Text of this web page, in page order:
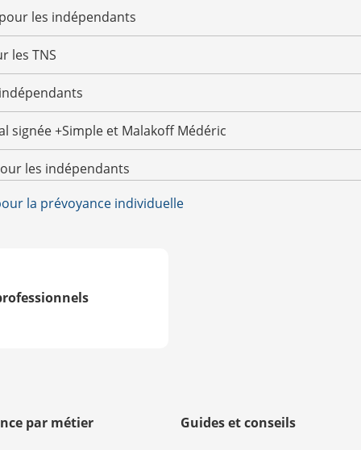
les indépendants
les TNS
signée +Simple et Malakoff Médéric
les indépendants
Online Prévoyance
la prévoyance individuelle
par métier Guides et conseils